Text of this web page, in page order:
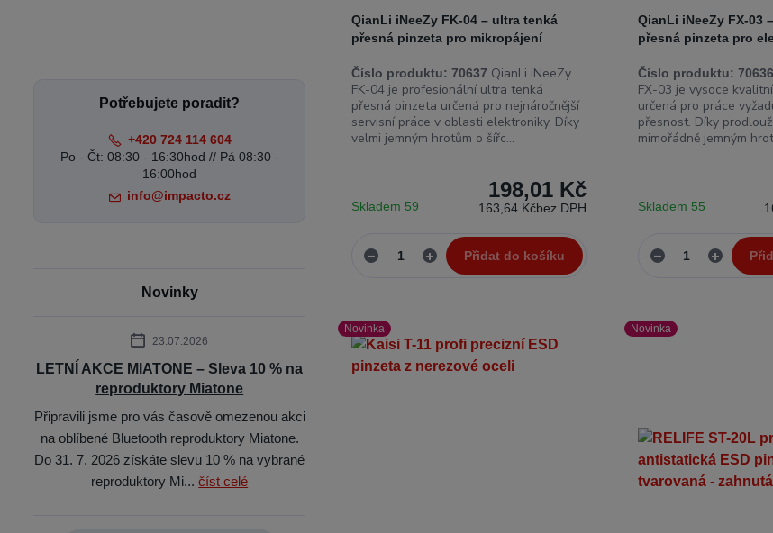
QianLi iNeeZy FK-04 – ultra tenká
přesná pinzeta pro mikropájení
Číslo produktu: 70637 QianLi iNeeZy
FK-04 je profesionální ultra tenká
přesná pinzeta určená pro nejnáročnější
servisní práce v oblasti elektroniky. Díky
velmi jemným hrotům o šířc...
198,01 Kč
163,64 Kčbez DPH
Skladem 59
Přidat do košíku
QianLi iNeeZy FX-03
přesná pinzeta pro
Číslo produktu: 70636
FX-03 je vysoce
určená pro práce
přesnost. Díky
mimořádně jemným
Skladem 55
Novinka Novinka
Potřebujete poradit?
+420 724 114 604
Po - Čt: 08:30 - 16:30hod // Pá 08:30 -
16:00hod
info@impacto.cz
Novinky
23.07.2026
LETNÍ AKCE MIATONE – Sleva 10 % na
reproduktory Miatone
Připravili jsme pro vás časově omezenou akci
na oblíbené Bluetooth reproduktory Miatone.
Do 31. 7. 2026 získáte slevu 10 % na vybrané
reproduktory Mi...číst celé